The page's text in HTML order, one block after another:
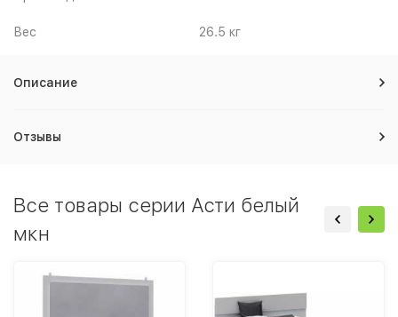
Вес 26.5 кг
Описание
Отзывы
Все товары серии Асти белый
мкн